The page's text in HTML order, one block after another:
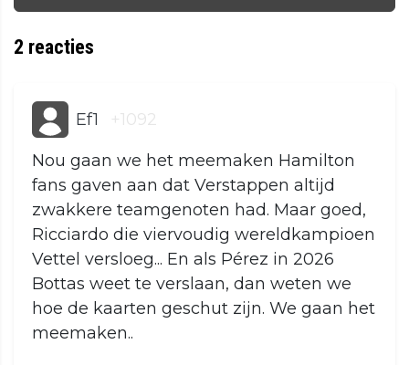
2 reacties
Ef1 +1092
Nou gaan we het meemaken Hamilton
fans gaven aan dat Verstappen altijd
zwakkere teamgenoten had. Maar goed,
Ricciardo die viervoudig wereldkampioen
Vettel versloeg... En als Pérez in 2026
Bottas weet te verslaan, dan weten we
hoe de kaarten geschut zijn. We gaan het
meemaken..